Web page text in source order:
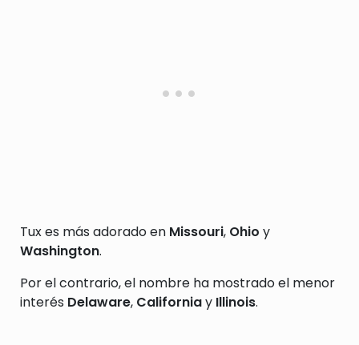
Tux es más adorado en Missouri, Ohio y
Washington.
Por el contrario, el nombre ha mostrado el menor
interés Delaware, Californiay Illinois.